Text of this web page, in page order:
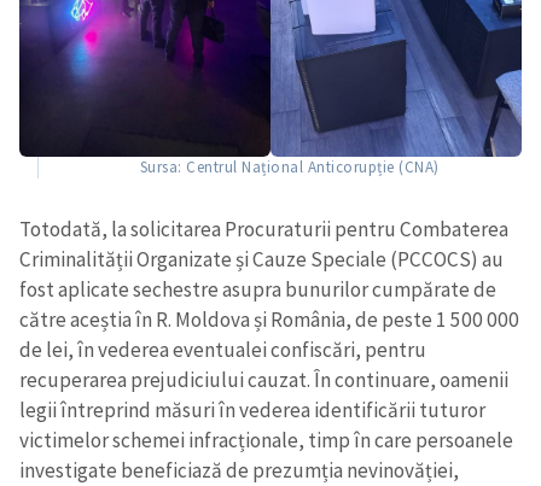
Trimite o informație
Despre ZdG
Sursa: Centrul Național Anticorupție (CNA)
Totodată, la solicitarea Procuraturii pentru Combaterea
Criminalității Organizate și Cauze Speciale (PCCOCS) au
fost aplicate sechestre asupra bunurilor cumpărate de
către aceștia în R. Moldova și România, de peste 1 500 000
de lei, în vederea eventualei confiscări, pentru
recuperarea prejudiciului cauzat. În continuare, oamenii
legii întreprind măsuri în vederea identificării tuturor
victimelor schemei infracționale, timp în care persoanele
investigate beneficiază de prezumția nevinovăției,